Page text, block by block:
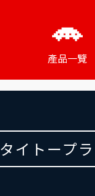
產品一覽
タイトープ